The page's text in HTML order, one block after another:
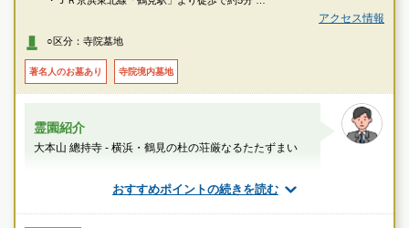
・首都高速横羽線「汐入出口」より車で約5分（東京方面からの場合）
アクセス情報
○区分：寺院墓地
著名人のお墓あり 寺院境内墓地
おすすめポイントの続きを読む
霊園紹介
大本山 總持寺 - 横浜・鶴見の杜の荘厳なるたたずまい